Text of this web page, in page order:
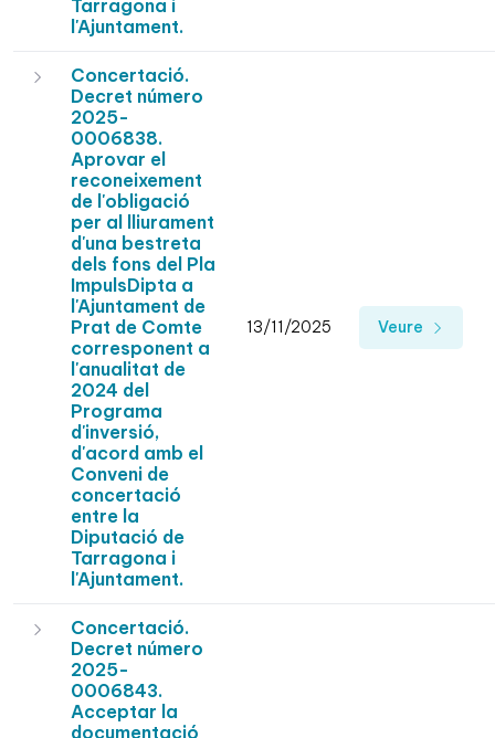
Tarragona i
l'Ajuntament.
Concertació.
Decret número
2025-
0006838.
Aprovar el
reconeixement
de l'obligació
per al lliurament
d'una bestreta
dels fons del Pla
ImpulsDipta a
l'Ajuntament de
Prat de Comte
corresponent a
l'anualitat de
2024 del
Programa
d'inversió,
d'acord amb el
Conveni de
concertació
entre la
Diputació de
Tarragona i
l'Ajuntament.
13/11/2025 Veure
Concertació.
Decret número
2025-
0006843.
Acceptar la
documentació